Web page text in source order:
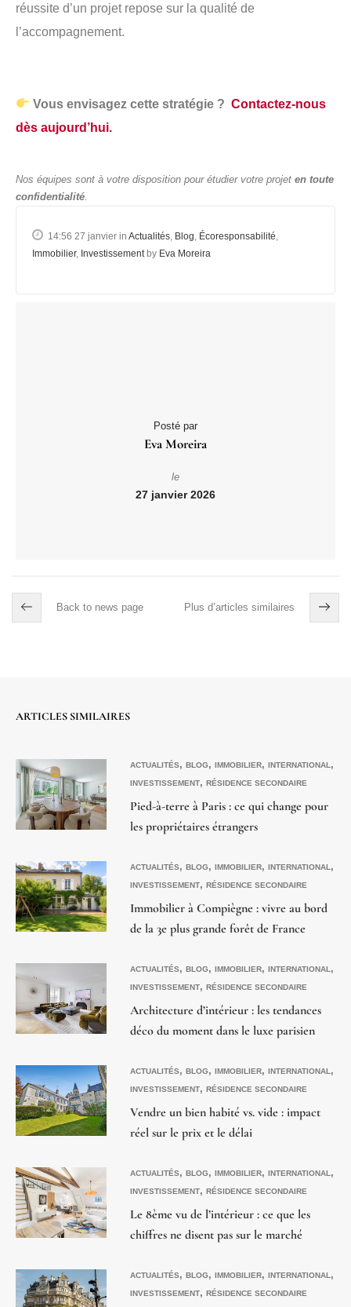
réussite d’un projet repose sur la qualité de
l’accompagnement.
Vous envisagez cette stratégie ? Contactez-nous
dès aujourd’hui.
Nos équipes sont à votre disposition pour étudier votre projet en toute
confidentialité
14:56 27 janvier in Actualités Blog Écoresponsabilité
Immobilier, Investissement by Eva Moreira
Posté par
Eva Moreira
le
27 janvier 2026
Back to news page Plus d’articles similaires
ARTICLES SIMILAIRES
ACTUALITÉS, BLOG, IMMOBILIER, INTERNATIONAL ,
INVESTISSEMENT, RÉSIDENCE SECONDAIRE
Pied-à-terre à Paris : ce qui change pour
les propriétaires étrangers
ACTUALITÉS, BLOG, IMMOBILIER, INTERNATIONAL ,
INVESTISSEMENT, RÉSIDENCE SECONDAIRE
Immobilier à Compiègne : vivre au bord
de la 3e plus grande forêt de France
ACTUALITÉS, BLOG, IMMOBILIER, INTERNATIONAL ,
INVESTISSEMENT, RÉSIDENCE SECONDAIRE
Architecture d’intérieur : les tendances
déco du moment dans le luxe parisien
ACTUALITÉS, BLOG, IMMOBILIER, INTERNATIONAL ,
INVESTISSEMENT, RÉSIDENCE SECONDAIRE
Vendre un bien habité vs. vide : impact
réel sur le prix et le délai
ACTUALITÉS, BLOG, IMMOBILIER, INTERNATIONAL ,
INVESTISSEMENT, RÉSIDENCE SECONDAIRE
Le 8ème vu de l’intérieur : ce que les
chiffres ne disent pas sur le marché
ACTUALITÉS, BLOG, IMMOBILIER, INTERNATIONAL ,
INVESTISSEMENT, RÉSIDENCE SECONDAIRE